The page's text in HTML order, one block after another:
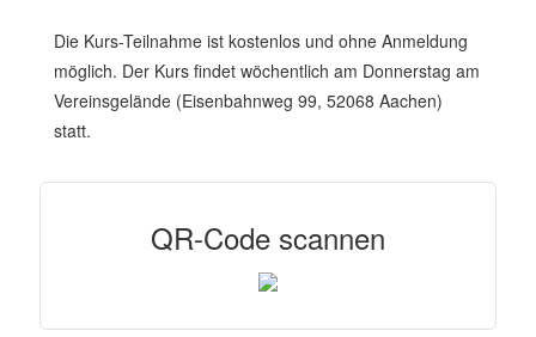
Die Kurs-Teilnahme ist kostenlos und ohne Anmeldung
möglich. Der Kurs findet wöchentlich am Donnerstag am
Vereinsgelände (Eisenbahnweg 99, 52068 Aachen)
statt.
QR-Code scannen